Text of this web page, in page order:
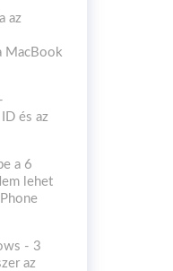
az
MacBook
és az
a 6
lehet
- 3
az